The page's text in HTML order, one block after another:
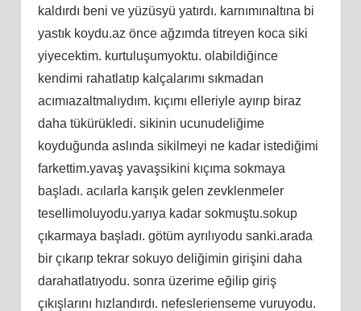
kaldırdı beni ve yüzüsyü yatırdı. karnımınaltına bi
yastık koydu.az önce ağzımda titreyen koca siki
yiyecektim. kurtuluşumyoktu. olabildiğince
kendimi rahatlatıp kalçalarımı sıkmadan
acımıazaltmalıydım. kıçımı elleriyle ayırıp biraz
daha tükürükledi. sikinin ucunudeliğime
koyduğunda aslında sikilmeyi ne kadar istediğimi
farkettim.yavaş yavaşsikini kıçıma sokmaya
başladı. acılarla karışık gelen zevklenmeler
tesellimoluyodu.yarıya kadar sokmuştu.sokup
çıkarmaya başladı. götüm ayrılıyodu sanki.arada
bir çıkarıp tekrar sokuyo deliğimin girişini daha
darahatlatıyodu. sonra üzerime eğilip giriş
çıkışlarını hızlandırdı. nefeslerienseme vuruyodu.